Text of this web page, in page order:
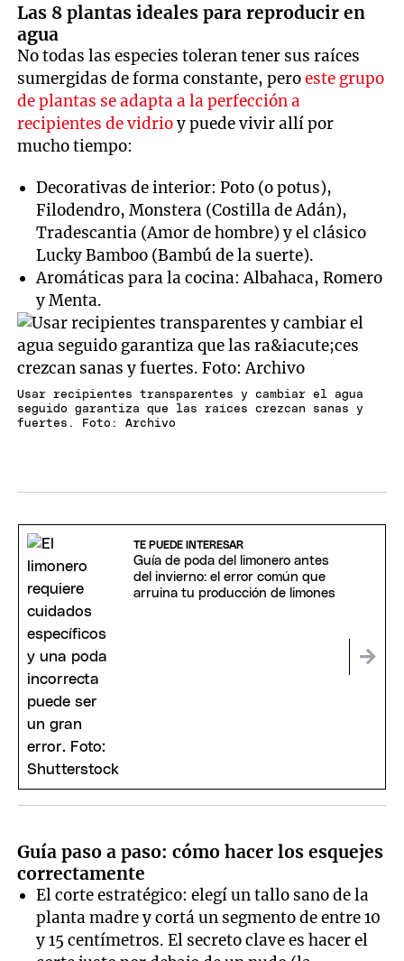
Las 8 plantas ideales para reproducir en
agua
No todas las especies toleran tener sus raíces
sumergidas de forma constante, peroeste grupo
de plantas se adapta a la perfección a
recipientes de vidrioy puede vivir allí por
mucho tiempo:
Decorativas de interior: Poto (o potus),
Filodendro, Monstera (Costilla de Adán),
Tradescantia (Amor de hombre) y el clásico
Lucky Bamboo (Bambú de la suerte).
Aromáticas para la cocina: Albahaca, Romero
y Menta.
Usar recipientes transparentes y cambiar el agua
seguido garantiza que las raíces crezcan sanas y
fuertes. Foto: Archivo
TE PUEDE INTERESAR
Guía de poda del limonero antes
del invierno: el error común que
arruina tu producción de limones
Guía paso a paso: cómo hacer los esquejes
correctamente
El corte estratégico: elegí un tallo sano de la
planta madre y cortá un segmento de entre 10
y 15 centímetros. El secreto clave es hacer el